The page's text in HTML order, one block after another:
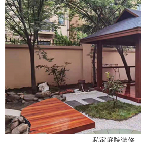
私家庭院装修